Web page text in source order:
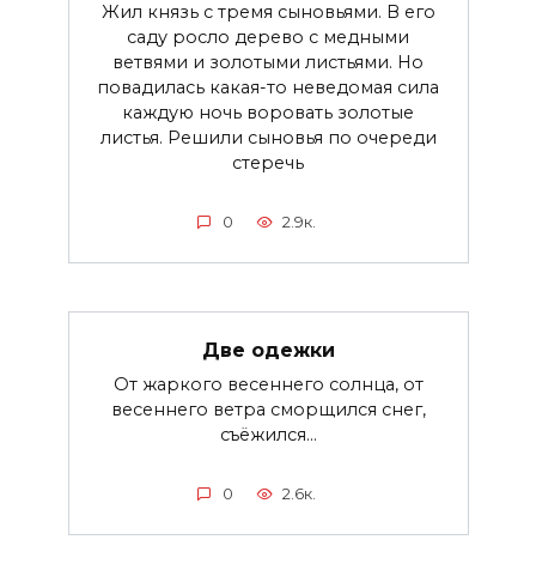
Жил князь с тремя сыновьями. В его
саду росло дерево с медными
ветвями и золотыми листьями. Но
повадилась какая-то неведомая сила
каждую ночь воровать золотые
листья. Решили сыновья по очереди
стеречь
0 2.9к.
Две одежки
От жаркого весеннего солнца, от
весеннего ветра сморщился снег,
съёжился...
0 2.6к.